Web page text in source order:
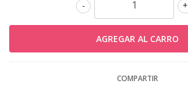
+
-
COMPARTIR